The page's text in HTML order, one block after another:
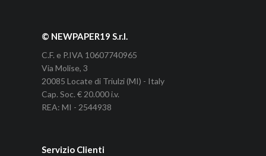
© NEWPAPER19 S.r.l.
C.F. e P.IVA 10607740965
Via Molise, 3
20085 Locate di Triulzi (MI) - Italy
Cap. Soc. € 20.000 i.v.
REA: MI - 2544938
Servizio Clienti